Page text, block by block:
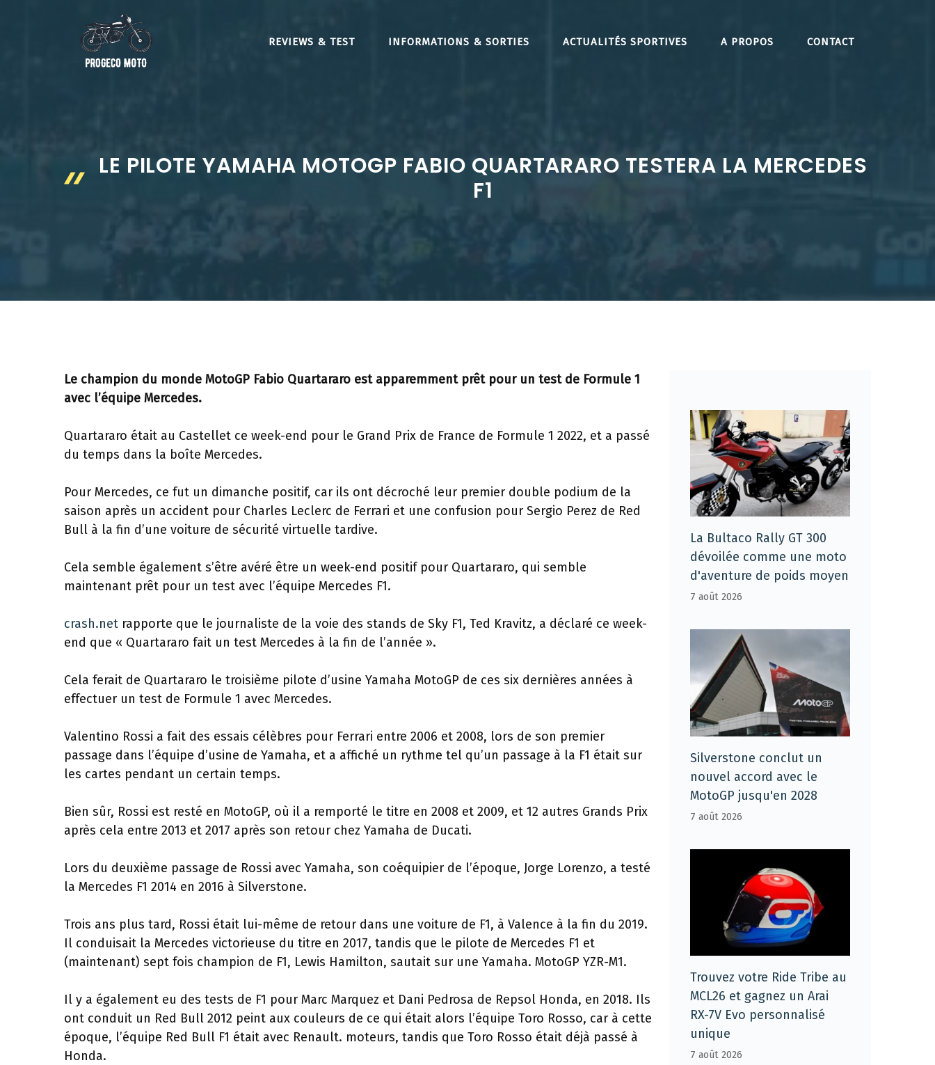
REVIEWS & TEST INFORMATIONS & SORTIES ACTUALITÉS SPORTIVES A PROPOS CONTACT
LE PILOTE YAMAHA MOTOGP FABIO QUARTARARO TESTERA LA MERCEDES
F1
Le champion du monde MotoGP Fabio Quartararo est apparemment prêt pour un test de Formule 1
avec l’équipe Mercedes.
Quartararo était au Castellet ce week-end pour le Grand Prix de France de Formule 1 2022, et a passé
du temps dans la boîte Mercedes.
Pour Mercedes, ce fut un dimanche positif, car ils ont décroché leur premier double podium de la
saison après un accident pour Charles Leclerc de Ferrari et une confusion pour Sergio Perez de Red
Bull à la fin d’une voiture de sécurité virtuelle tardive.
Cela semble également s’être avéré être un week-end positif pour Quartararo, qui semble
maintenant prêt pour un test avec l’équipe Mercedes F1.
crash.net rapporte que le journaliste de la voie des stands de Sky F1, Ted Kravitz, a déclaré ce week-
end que « Quartararo fait un test Mercedes à la fin de l’année ».
Cela ferait de Quartararo le troisième pilote d’usine Yamaha MotoGP de ces six dernières années à
effectuer un test de Formule 1 avec Mercedes.
Valentino Rossi a fait des essais célèbres pour Ferrari entre 2006 et 2008, lors de son premier
passage dans l’équipe d’usine de Yamaha, et a affiché un rythme tel qu’un passage à la F1 était sur
les cartes pendant un certain temps.
Bien sûr, Rossi est resté en MotoGP, où il a remporté le titre en 2008 et 2009, et 12 autres Grands Prix
après cela entre 2013 et 2017 après son retour chez Yamaha de Ducati.
Lors du deuxième passage de Rossi avec Yamaha, son coéquipier de l’époque, Jorge Lorenzo, a testé
la Mercedes F1 2014 en 2016 à Silverstone.
Trois ans plus tard, Rossi était lui-même de retour dans une voiture de F1, à Valence à la fin du 2019.
Il conduisait la Mercedes victorieuse du titre en 2017, tandis que le pilote de Mercedes F1 et
(maintenant) sept fois champion de F1, Lewis Hamilton, sautait sur une Yamaha. MotoGP YZR-M1.
Il y a également eu des tests de F1 pour Marc Marquez et Dani Pedrosa de Repsol Honda, en 2018. Ils
ont conduit un Red Bull 2012 peint aux couleurs de ce qui était alors l’équipe Toro Rosso, car à cette
époque, l’équipe Red Bull F1 était avec Renault. moteurs, tandis que Toro Rosso était déjà passé à
Honda.
La Bultaco Rally GT 300
dévoilée comme une moto
d'aventure de poids moyen
7 août 2026
Silverstone conclut un
nouvel accord avec le
MotoGP jusqu'en 2028
7 août 2026
Trouvez votre Ride Tribe au
MCL26 et gagnez un Arai
RX-7V Evo personnalisé
unique
7 août 2026